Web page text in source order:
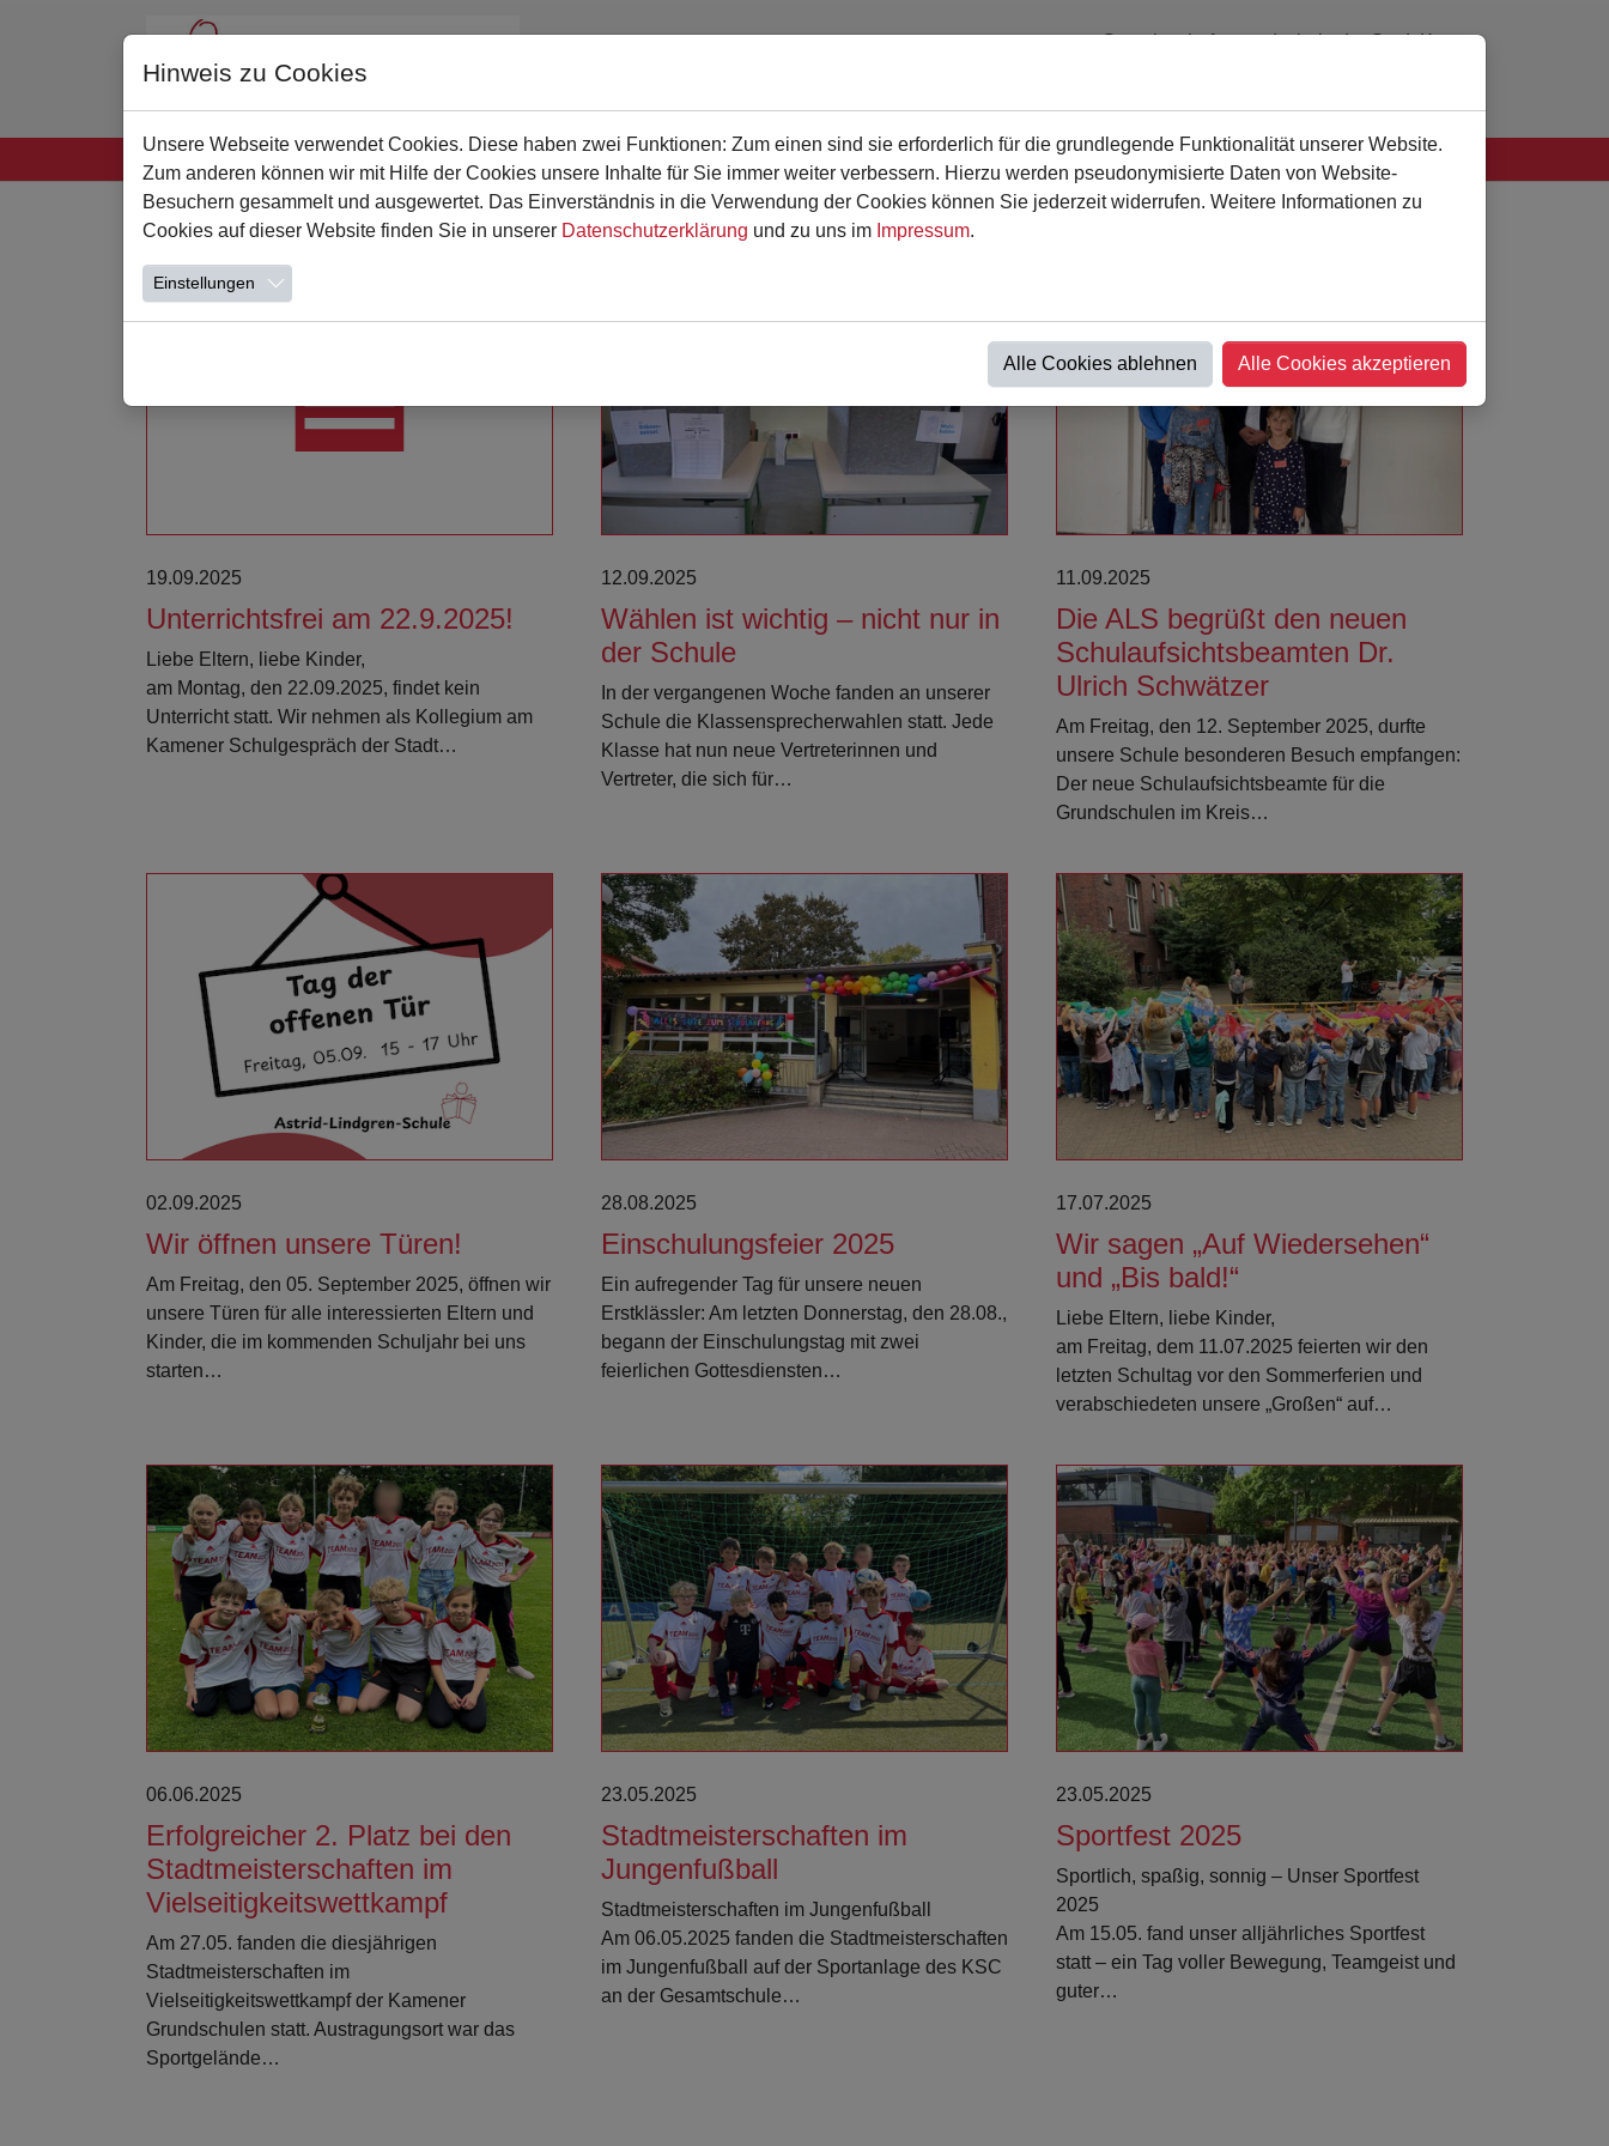
Zum Hauptinhalt springen
Gemeinschaftsgrundschule der Stadt Kamen
19.09.2025
Unterrichtsfrei am 22.9.2025!
Liebe Eltern, liebe Kinder,
am Montag, den 22.09.2025, findet kein
Unterricht statt. Wir nehmen als Kollegium am
Kamener Schulgespräch der Stadt…
12.09.2025
Wählen ist wichtig – nicht nur in
der Schule
In der vergangenen Woche fanden an unserer
Schule die Klassensprecherwahlen statt. Jede
Klasse hat nun neue Vertreterinnen und
Vertreter, die sich für…
11.09.2025
Die ALS begrüßt den neuen
Schulaufsichtsbeamten Dr.
Ulrich Schwätzer
Am Freitag, den 12. September 2025, durfte
unsere Schule besonderen Besuch empfangen:
Der neue Schulaufsichtsbeamte für die
Grundschulen im Kreis…
02.09.2025
Wir öffnen unsere Türen!
Am Freitag, den 05. September 2025, öffnen wir
unsere Türen für alle interessierten Eltern und
Kinder, die im kommenden Schuljahr bei uns
starten…
Weiterlesen
28.08.2025
Einschulungsfeier 2025
Ein aufregender Tag für unsere neuen
Erstklässler: Am letzten Donnerstag, den 28.08.,
begann der Einschulungstag mit zwei
feierlichen Gottesdiensten…
Weiterlesen
17.07.2025
Wir sagen „Auf Wiedersehen“
und „Bis bald!“
Liebe Eltern, liebe Kinder,
am Freitag, dem 11.07.2025 feierten wir den
letzten Schultag vor den Sommerferien und
verabschiedeten unsere „Großen“ auf…
06.06.2025
Erfolgreicher 2. Platz bei den
Stadtmeisterschaften im
Vielseitigkeitswettkampf
Am 27.05. fanden die diesjährigen
Stadtmeisterschaften im
Vielseitigkeitswettkampf der Kamener
Grundschulen statt. Austragungsort war das
Sportgelände…
Weiterlesen
23.05.2025
Stadtmeisterschaften im
Jungenfußball
Stadtmeisterschaften im Jungenfußball
Am 06.05.2025 fanden die Stadtmeisterschaften
im Jungenfußball auf der Sportanlage des KSC
an der Gesamtschule…
Weiterlesen
23.05.2025
Sportfest 2025
Sportlich, spaßig, sonnig – Unser Sportfest
2025
Am 15.05. fand unser alljährliches Sportfest
statt – ein Tag voller Bewegung, Teamgeist und
guter…
Hinweis zu Cookies
Unsere Webseite verwendet Cookies. Diese haben zwei Funktionen: Zum einen sind sie erforderlich für die grundlegende Funktionalität unserer Website.
Zum anderen können wir mit Hilfe der Cookies unsere Inhalte für Sie immer weiter verbessern. Hierzu werden pseudonymisierte Daten von Website-
Besuchern gesammelt und ausgewertet. Das Einverständnis in die Verwendung der Cookies können Sie jederzeit widerrufen. Weitere Informationen zu
Cookies auf dieser Website finden Sie in unserer Datenschutzerklärung und zu uns im Impressum.
Einstellungen
Alle Cookies ablehnen Alle Cookies akzeptieren